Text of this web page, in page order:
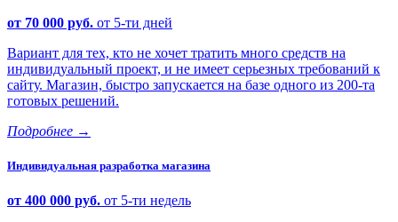
от 70 000 руб. от 5-ти дней
Вариант для тех, кто не хочет тратить много средств на
индивидуальный проект, и не имеет серьезных требований к
сайту. Магазин, быстро запускается на базе одного из 200-та
готовых решений.
Подробнее →
Индивидуальная разработка магазина
от 400 000 руб. от 5-ти недель